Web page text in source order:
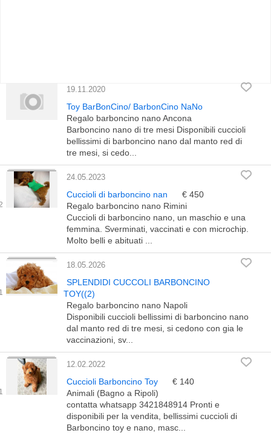
19.11.2020
Toy BarBonCino/ BarbonCino NaNo
Regalo barboncino nano Ancona
Barboncino nano di tre mesi Disponibili cuccioli
bellissimi di barboncino nano dal manto red di
tre mesi, si cedo...
24.05.2023
Cuccioli di barboncino nan
€ 450
Regalo barboncino nano Rimini
Cuccioli di barboncino nano, un maschio e una
femmina. Sverminati, vaccinati e con microchip.
Molto belli e abituati ...
18.05.2026
SPLENDIDI CUCCOLI BARBONCINO
TOY((2)
Regalo barboncino nano Napoli
Disponibili cuccioli bellissimi di barboncino nano
dal manto red di tre mesi, si cedono con gia le
vaccinazioni, sv...
12.02.2022
Cuccioli Barboncino Toy
€ 140
Animali (Bagno a Ripoli)
contatta whatsapp 3421848914 Pronti e
disponibili per la vendita, bellissimi cuccioli di
Barboncino toy e nano, masc...